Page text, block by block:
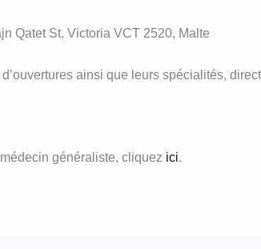
Qatet St, Victoria VCT 2520, Malte
ainsi que leurs spécialités,
généraliste, cliquez ici.